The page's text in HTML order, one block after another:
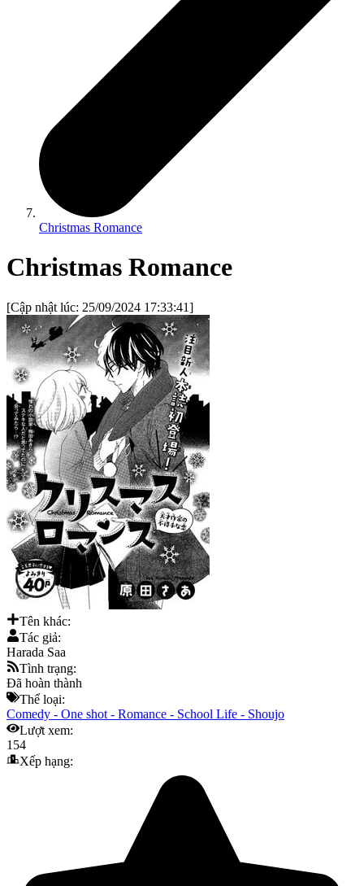
Christmas Romance
Christmas Romance
[Cập nhật lúc: 25/09/2024 17:33:41]
Tên khác:
Tác giả:
Harada Saa
Tình trạng:
Đã hoàn thành
Thể loại:
Comedy - One shot - Romance - School Life - Shoujo
Lượt xem:
154
Xếp hạng: